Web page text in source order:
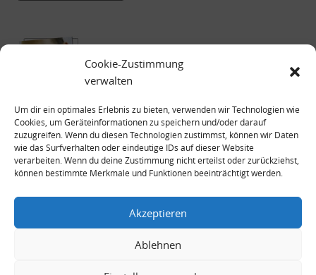
Cookie-Zustimmung
verwalten
Um dir ein optimales Erlebnis zu bieten, verwenden wir Technologien wie
Cookies, um Geräteinformationen zu speichern und/oder darauf
zuzugreifen. Wenn du diesen Technologien zustimmst, können wir Daten
wie das Surfverhalten oder eindeutige IDs auf dieser Website
verarbeiten. Wenn du deine Zustimmung nicht erteilst oder zurückziehst,
können bestimmte Merkmale und Funktionen beeinträchtigt werden.
Akzeptieren
Ablehnen
Datenschutzerklärung